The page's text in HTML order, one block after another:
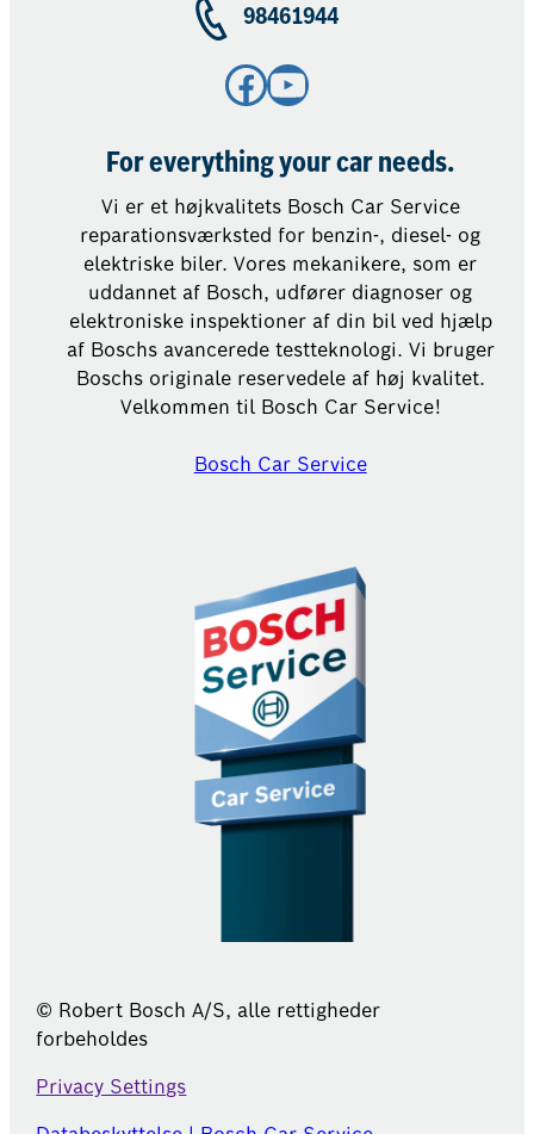
98461944
Facebook YouTube
For everything your car needs.
Vi er et højkvalitets Bosch Car Service
reparationsværksted for benzin-, diesel- og
elektriske biler. Vores mekanikere, som er
uddannet af Bosch, udfører diagnoser og
elektroniske inspektioner af din bil ved hjælp
af Boschs avancerede testteknologi. Vi bruger
Boschs originale reservedele af høj kvalitet.
Velkommen til Bosch Car Service!
Bosch Car Service
© Robert Bosch A/S, alle rettigheder
forbeholdes
Privacy Settings